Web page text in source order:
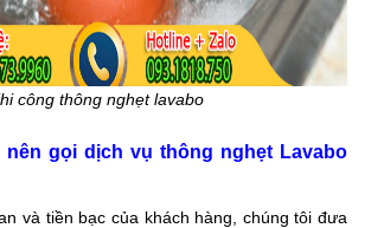
công thông nghẹt lavabo
gọi dịch vụ thông nghẹt Lavabo
và tiền bạc của khách hàng, chúng tôi đưa